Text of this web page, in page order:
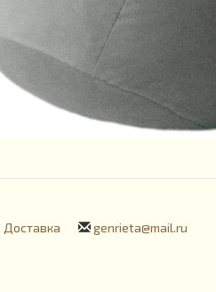
Доставка genrieta@mail.ru